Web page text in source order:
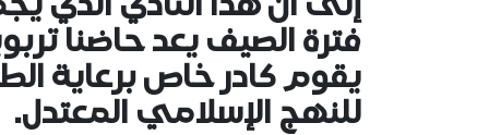
فترة الصيف يعد حاضنا
يقوم كادر خاص برعاية
للنهج الإسلامي المعتدل.